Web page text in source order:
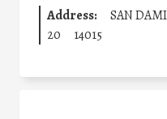
Address:
SAN
20
14015